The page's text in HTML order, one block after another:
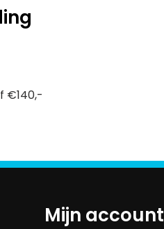
€140,-
Mijn account